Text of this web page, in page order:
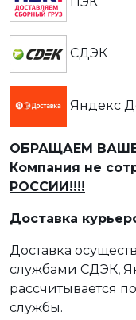
СДЭК
Яндекс
ОБРАЩАЕМ
Компания не
РОССИИ!!!!
Доставка
Доставка
службами СДЭК,
рассчитывается
службы.